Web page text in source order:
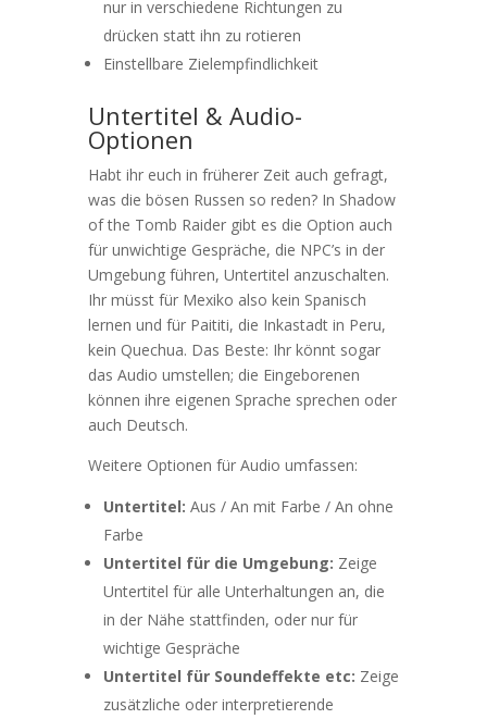
nur in verschiedene Richtungen zu
drücken statt ihn zu rotieren
Einstellbare Zielempfindlichkeit
Untertitel & Audio-
Optionen
Habt ihr euch in früherer Zeit auch gefragt,
was die bösen Russen so reden? In Shadow
of the Tomb Raider gibt es die Option auch
für unwichtige Gespräche, die NPC’s in der
Umgebung führen, Untertitel anzuschalten.
Ihr müsst für Mexiko also kein Spanisch
lernen und für Paititi, die Inkastadt in Peru,
kein Quechua. Das Beste: Ihr könnt sogar
das Audio umstellen; die Eingeborenen
können ihre eigenen Sprache sprechen oder
auch Deutsch.
Weitere Optionen für Audio umfassen:
Untertitel: Aus / An mit Farbe / An ohne
Farbe
Untertitel für die Umgebung: Zeige
Untertitel für alle Unterhaltungen an, die
in der Nähe stattfinden, oder nur für
wichtige Gespräche
Untertitel für Soundeffekte etc: Zeige
zusätzliche oder interpretierende